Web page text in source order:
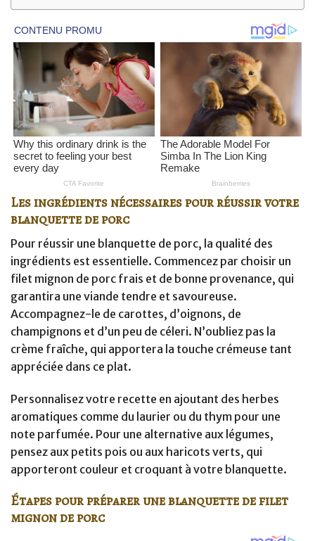
Les ingrédients nécessaires pour réussir votre
blanquette de porc
Pour réussir une blanquette de porc, la qualité des
ingrédients est essentielle. Commencez par choisir un
filet mignon de porc frais et de bonne provenance, qui
garantira une viande tendre et savoureuse.
Accompagnez-le de carottes, d’oignons, de
champignons et d’un peu de céleri. N’oubliez pas la
crème fraîche, qui apportera la touche crémeuse tant
appréciée dans ce plat.
Personnalisez votre recette en ajoutant des herbes
aromatiques comme du laurier ou du thym pour une
note parfumée. Pour une alternative aux légumes,
pensez aux petits pois ou aux haricots verts, qui
apporteront couleur et croquant à votre blanquette.
Étapes pour préparer une blanquette de filet
mignon de porc